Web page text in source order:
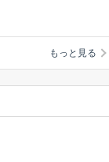
もっと見る